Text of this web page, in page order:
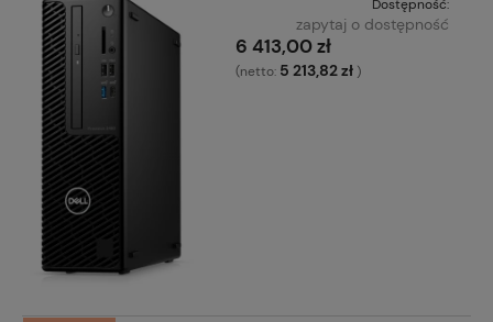
Dostępność:
zapytaj o dostępność
6 413,00 zł
(netto: 5 213,82 zł)